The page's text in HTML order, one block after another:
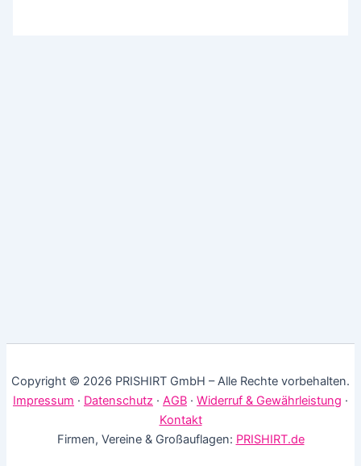
Copyright © 2026 PRISHIRT GmbH – Alle Rechte vorbehalten.
Impressum · Datenschutz · AGB · Widerruf & Gewährleistung ·
Kontakt
Firmen, Vereine & Großauflagen: PRISHIRT.de